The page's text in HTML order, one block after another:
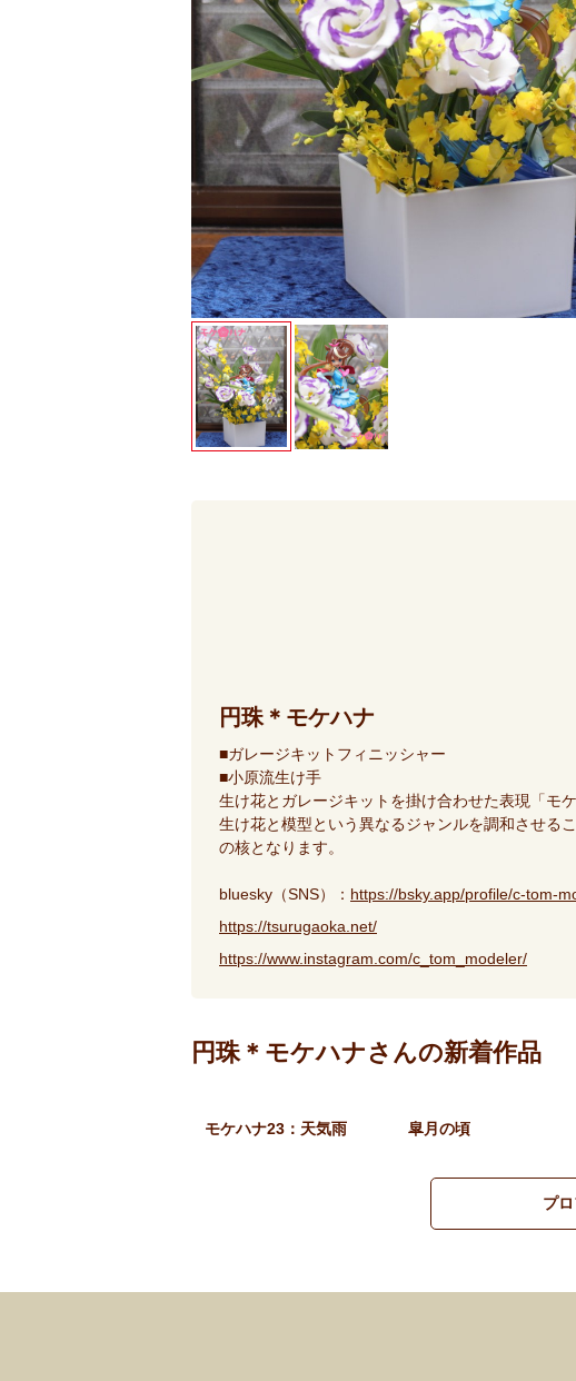
円珠＊モケハナ
■ガレージキットフィニッシャー
■小原流生け手
生け花とガレージキットを掛け合わせた表現「モ
生け花と模型という異なるジャンルを調和させる
の核となります。
bluesky（SNS）： https://bsky.app/profile/c-tom-
https://tsurugaoka.net/
https://www.instagram.com/c_tom_modeler/
円珠＊モケハナさんの新着作品
モケハナ23：天気雨 皐月の頃
プ